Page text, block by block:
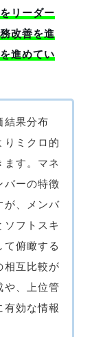
リーダー
改善を進
進めてい
結果分布
りミクロ的
ます。マネ
バーの特徴
が、メンバ
ソフトスキ
て俯瞰する
相互比較が
や、上位管
有効な情報